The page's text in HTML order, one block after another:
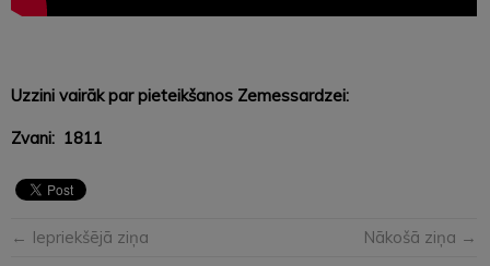
Uzzini vairāk par pieteikšanos Zemessardzei:
Zvani: 1811
← Iepriekšējā ziņa Nākošā ziņa →